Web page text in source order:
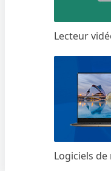
Lecteur
Logiciels